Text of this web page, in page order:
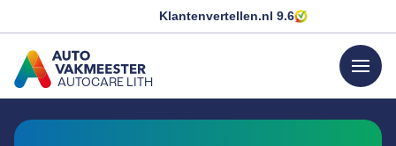
Klantenvertellen.nl 9.6
AUTOCARE LITH
GA NAAR DE HOMEPAGINA
menu